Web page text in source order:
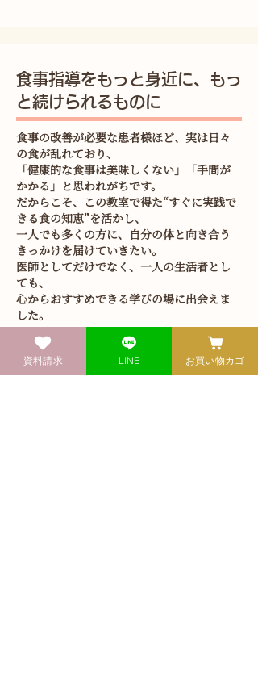
食事指導をもっと身近に、もっ
と続けられるものに
食事の改善が必要な患者様ほど、実は日々
の食が乱れており、
「健康的な食事は美味しくない」「手間が
かかる」と思われがちです。
だからこそ、この教室で得た“すぐに実践で
きる食の知恵”を活かし、
一人でも多くの方に、自分の体と向き合う
きっかけを届けていきたい。
医師としてだけでなく、一人の生活者とし
ても、
心からおすすめできる学びの場に出会えま
した。
健康自然食インストラクター資格取得講座ベーシック
資料請求 LINE お買い物カゴ